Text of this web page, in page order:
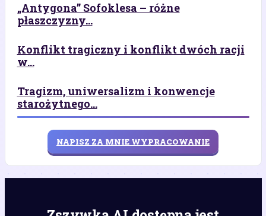
„Antygona” Sofoklesa – różne
płaszczyzny...
Konflikt tragiczny i konflikt dwóch racji
w...
Tragizm, uniwersalizm i konwencje
starożytnego...
NAPISZ ZA MNIE WYPRACOWANIE